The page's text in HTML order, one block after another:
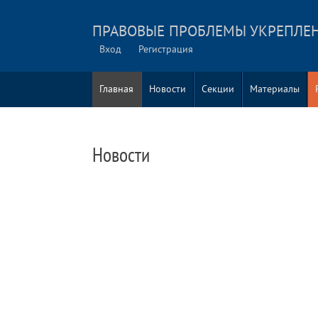
ПРАВОВЫЕ ПРОБЛЕМЫ
Вход Регистрация
Главная Новости Секции Материалы
Новости